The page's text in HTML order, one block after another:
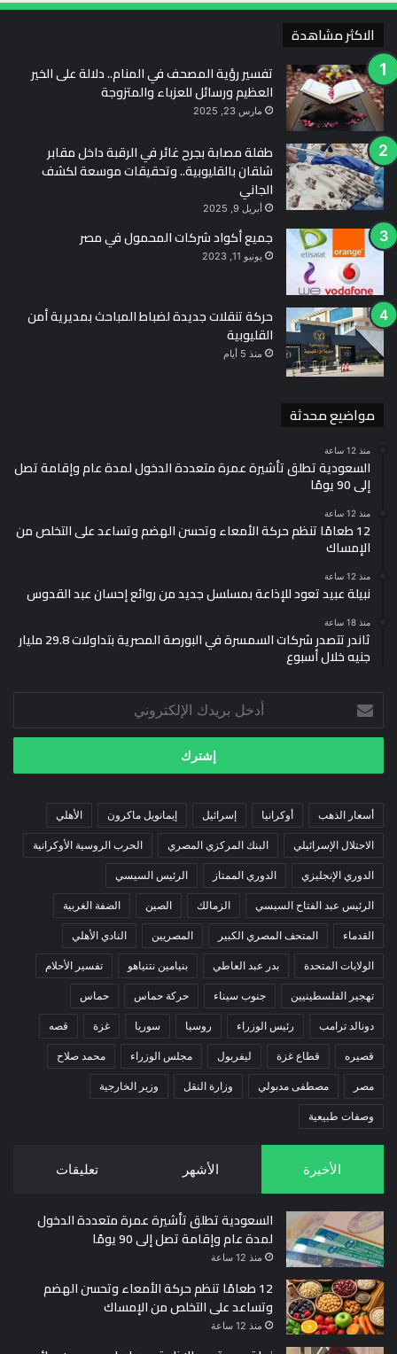
الاكثر مشاهدة
تفسير رؤية المصحف في المنام.. دلالة على الخير
العظيم ورسائل للعزباء والمتزوجة
مارس 23, 2025
طفلة مصابة بجرح غائر في الرقبة داخل مقابر
شلقان بالقليوبية.. وتحقيقات موسعة لكشف
الجاني
أبريل 9, 2025
جميع أكواد شركات المحمول في مصر
يونيو 11, 2023
حركة تنقلات جديدة لضباط المباحث بمديرية أمن
القليوبية
منذ 5 أيام
مواضيع محدثة
منذ 12 ساعة
السعودية تطلق تأشيرة عمرة متعددة الدخول لمدة عام وإقامة تصل
إلى 90 يومًا
منذ 12 ساعة
12 طعامًا تنظم حركة الأمعاء وتحسن الهضم وتساعد على التخلص من
الإمساك
منذ 12 ساعة
نبيلة عبيد تعود للإذاعة بمسلسل جديد من روائع إحسان عبد القدوس
منذ 18 ساعة
ثاندر تتصدر شركات السمسرة في البورصة المصرية بتداولات 29.8 مليار
جنيه خلال أسبوع
بريدك
الإلكتروني
أسعار الذهب أوكرانيا إسرائيل إيمانويل ماكرون الأهلي
الاحتلال الإسرائيلي البنك المركزي المصري الحرب الروسية الأوكرانية
الدوري الإنجليزي الدوري الممتاز الرئيس السيسي
الرئيس عبد الفتاح السيسي الزمالك الصين الضفة الغربية
القدماء المتحف المصري الكبير المصريين النادي الأهلي
الولايات المتحدة بدر عبد العاطي بنيامين نتنياهو تفسير الأحلام
تهجير الفلسطينيين جنوب سيناء حركة حماس حماس
دونالد ترامب رئيس الوزراء روسيا سوريا غزة قصه
قصيره قطاع غزة ليفربول مجلس الوزراء محمد صلاح
مصر مصطفى مدبولي وزارة النقل وزير الخارجية
وصفات طبيعية
الأخيرة الأشهر تعليقات
السعودية تطلق تأشيرة عمرة متعددة الدخول
لمدة عام وإقامة تصل إلى 90 يومًا
منذ 12 ساعة
12 طعامًا تنظم حركة الأمعاء وتحسن الهضم
وتساعد على التخلص من الإمساك
منذ 12 ساعة